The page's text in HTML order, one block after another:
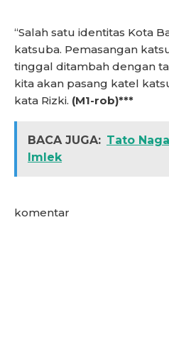
“Salah satu identitas Kota
katsuba. Pemasangan
tinggal ditambah dengan
kita akan pasang katel
kata Rizki. (M1-rob)***
BACA JUGA: Tato
Imlek
komentar